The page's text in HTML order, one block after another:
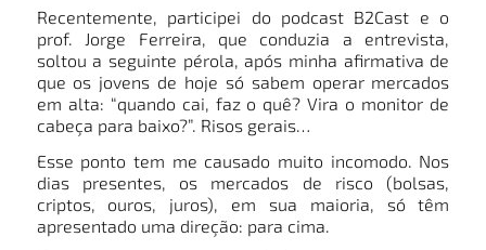
Recentemente, participei do podcast B2Cast e o
prof. Jorge Ferreira, que conduzia a entrevista,
soltou a seguinte pérola, após minha afirmativa de
que os jovens de hoje só sabem operar mercados
em alta: “quando cai, faz o quê? Vira o monitor de
cabeça para baixo?”. Risos gerais…
Esse ponto tem me causado muito incomodo. Nos
dias presentes, os mercados de risco (bolsas,
criptos, ouros, juros), em sua maioria, só têm
apresentado uma direção: para cima.